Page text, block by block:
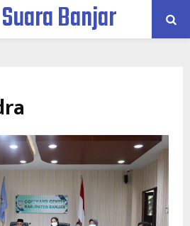
Banjar